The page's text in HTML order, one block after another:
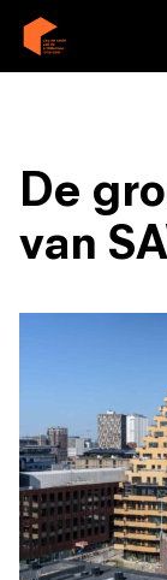
De
van